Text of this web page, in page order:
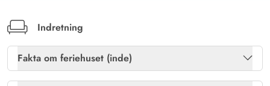
Et meget smukt velholdt, lyst og funktionelt indrettet
soveværelserne er tilstrækkeligt store. Det 3. soveværelse
er dog ret lille. Terrasseudstyret er også meget godt.
Indretning
Fakta om feriehuset (inde)
Brændeovn
Ja